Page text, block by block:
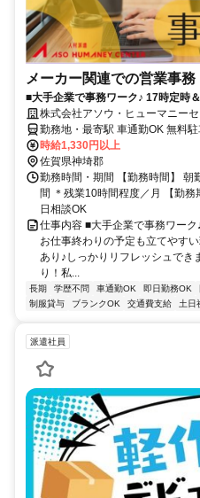
メーカー関連での営業事務
■大手企業で事務ワーク♪ 17時定時
の予定も立てやすい環境◎■…
株式会社アソウ・ヒューマニー
勤務地・最寄駅 車通勤OK 無料駐
時給1,330円以上
佐賀県神埼郡
勤務時間・期間 【勤務時間】 朝
間 ＊残業10時間程度／月 【勤
日相談OK
仕事内容 ■大手企業で事務ワー
お仕事終わりの予定も立てやす
あり♪しっかりリフレッシュでき
り！私...
長期 学歴不問 車通勤OK 即日勤務OK
制服貸与
ブランクOK 交通費支給 土日
派遣社員